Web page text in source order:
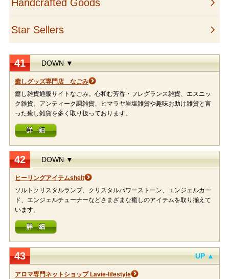
41 DOWN ▼
癒しグッズ専門店 なごみ
癒し雑貨通販サイトなごみ。心和む芳香・フレグランス雑貨、エスニッ
ク雑貨、アンティーク調雑貨、ヒマラヤ岩塩雑貨や趣味お助け雑貨と言
った癒し雑貨を多く取り扱っております。
詳 細
42 DOWN ▼
ヒーリングアイテムshelt
ソルトクリスタルランプ、クリスタルパワーストーン、エンジェルカー
ド、エンジェルチューナーなどさまざまな癒しのアイテムを取り揃えて
います。
詳 細
43 UP ▲
アロマ専門ネットショップ Lavie-lifestyle